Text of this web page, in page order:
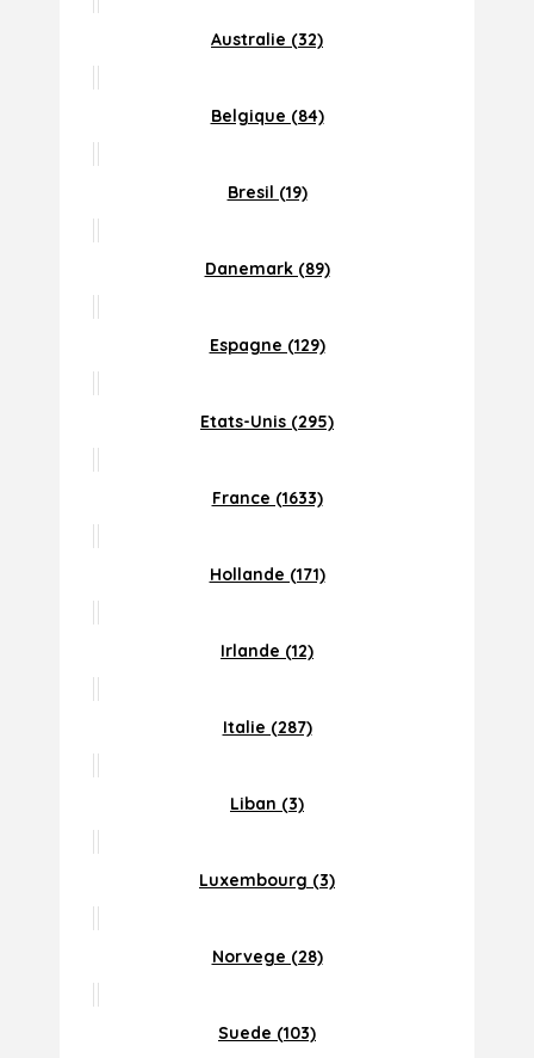
Australie (32)
Belgique (84)
Bresil (19)
Danemark (89)
Espagne (129)
Etats-Unis (295)
France (1633)
Hollande (171)
Irlande (12)
Italie (287)
Liban (3)
Luxembourg (3)
Norvege (28)
Suede (103)